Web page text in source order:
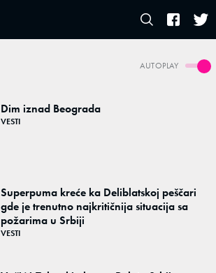
AUTOPLAY
Dim iznad Beograda
VESTI
Superpuma kreće ka Deliblatskoj peščari
gde je trenutno najkritičnija situacija sa
požarima u Srbiji
VESTI